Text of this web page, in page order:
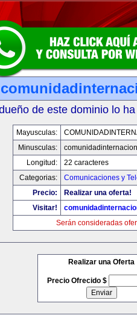
de este dominio lo
Mayusculas:
Minusculas:
Longitud:
22 caracteres
Categorias:
Comunicaciones y
Precio:
Realizar una oferta!
Visitar!
Serán consideradas
Realizar una Oferta
Precio Ofrecido $